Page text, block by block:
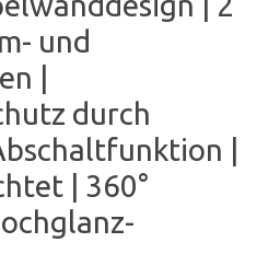
und
|
durch
|
| 360°